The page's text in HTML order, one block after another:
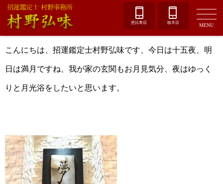
恵比寿店 栃木店 MENU
こんにちは、招運鑑定士村野弘味です、今日は十五夜、明
日は満月ですね、我が家の玄関もお月見気分、夜はゆっく
りと月光浴をしたいと思います。